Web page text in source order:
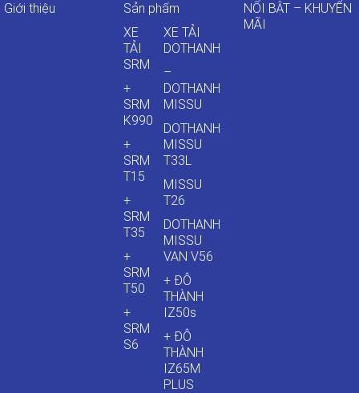
Giới thiệu
Sản phẩm
XE
TẢI
SRM
+
SRM
K990
+
SRM
T15
+
SRM
T35
+
SRM
T50
+
SRM
S6
XE TẢI
DOTHANH
–
DOTHANH
MISSU
DOTHANH
MISSU
T33L
MISSU
T26
DOTHANH
MISSU
VAN V56
+ ĐÔ
THÀNH
IZ50s
+ ĐÔ
THÀNH
IZ65M
PLUS
NỔI BẬT – KHUYẾN
MÃI